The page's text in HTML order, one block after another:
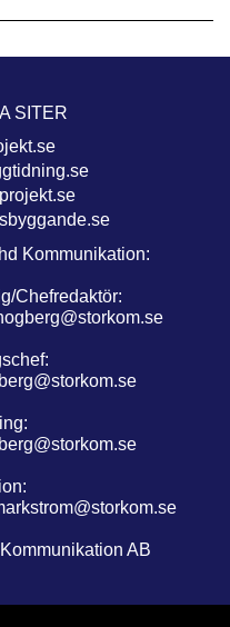
SITER
Kommunikation:
Chefredaktör:
AB